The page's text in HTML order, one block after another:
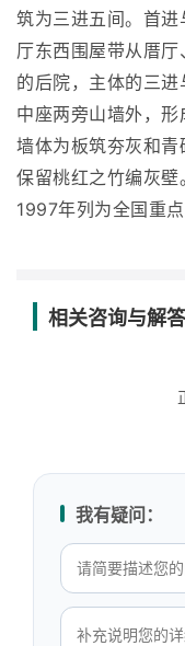
筑为三进五间。首
厅东西围屋带从厝
的后院，主体的三
中座两旁山墙外，形
墙体为板筑夯灰和
保留桃红之竹编灰壁
1997年列为全国重点
相关咨询与解答
我有疑问：